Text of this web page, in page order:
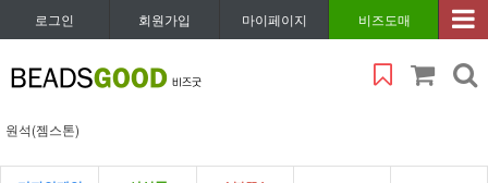
로그인 회원가입 마이페이지 비즈도매
원석(젬스톤)